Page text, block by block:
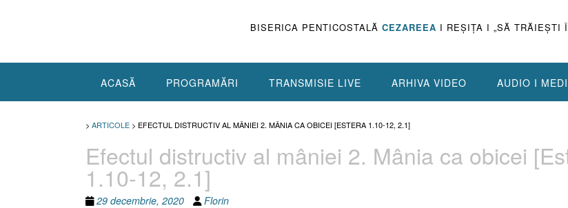
BISERICA PENTICOSTALĂ CEZAREEA I REŞIŢA I „SĂ TRĂIEŞTI
ACASĂ PROGRAMĂRI TRANSMISIE LIVE ARHIVA VIDEO AUDIO I
> ARTICOLE > EFECTUL DISTRUCTIV AL MÂNIEI 2. MÂNIA CA OBICEI [ESTERA 1.10-12, 2.1]
Efectul distructiv al mâniei 2. Mânia ca obicei
1.10-12, 2.1]
29 decembrie, 2020 Florin